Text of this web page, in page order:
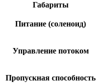
Габариты
Питание (соленоид)
Управление потоком
Пропускная способность